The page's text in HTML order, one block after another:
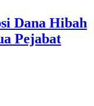
Dana Hibah
Pejabat